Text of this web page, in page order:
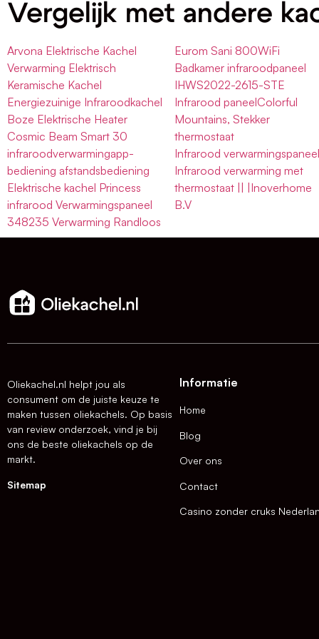
Vergelijk met andere
Arvona Elektrische Kachel
Verwarming Elektrisch
Keramische Kachel
Energiezuinige Infraroodkachel
Boze Elektrische Heater
Cosmic Beam Smart 30
infraroodverwarmingapp-
bediening afstandsbediening
Elektrische kachel Princess
infrarood Verwarmingspaneel
348235 Verwarming Randloos
Eurom Sani 800WiFi
Badkamer infraroodpaneel
IHWS2022-2615-STE
Infrarood paneelColorful
Mountains, Stekker
thermostaat
Infrarood
Infrarood verwarming met
thermostaat || |Inoverhome
B.V
Oliekachel.nl helpt jou als
consument om de juiste keuze te
maken tussen oliekachels. Op basis
van review onderzoek, vind je bij
ons de beste oliekachels op de
markt.
Sitemap
Informatie
Home
Blog
Over ons
Contact
Casino zonder cruks